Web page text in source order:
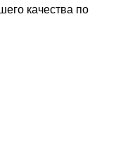
качества по